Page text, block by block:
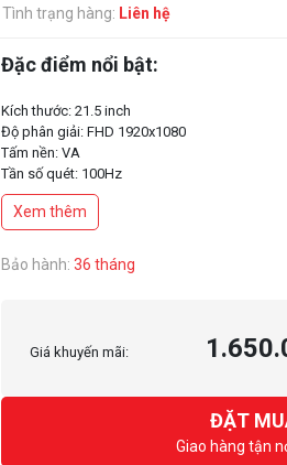
Tình trạng hàng: Liên hệ
Đặc điểm nổi bật:
Kích thước: 21.5 inch
Độ phân giải: FHD 1920x1080
Tấm nền: VA
Tần số quét: 100Hz
Tỉ lệ tương phản: 3000:1
Thời gian phản hồi: 5ms
Xem thêm
Bảo hành: 36 tháng
Giá khuyến mãi:
ĐẶT
Giao hàng tận